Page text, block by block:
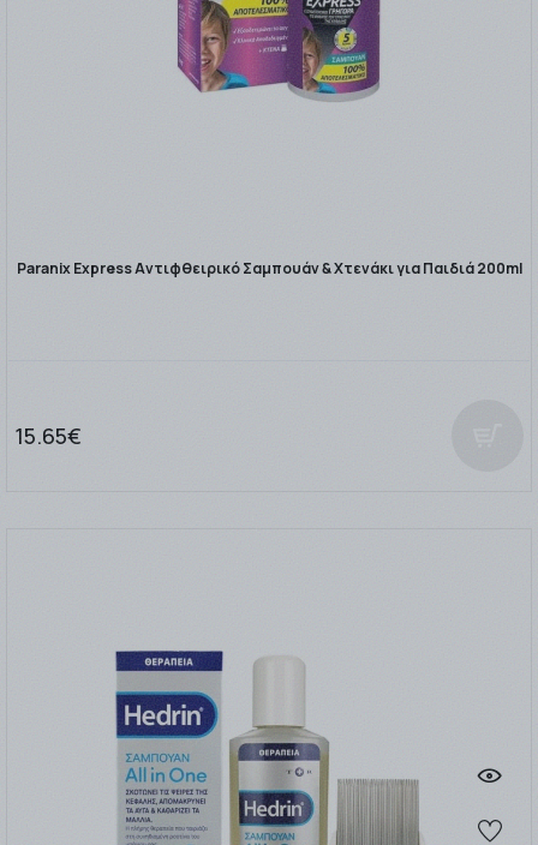
Paranix Express Αντιφθειρικό Σαμπουάν & Χτενάκι για Παιδιά 200ml
15.65€